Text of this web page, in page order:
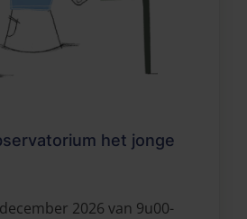
het jonge
2026 van 9u00-